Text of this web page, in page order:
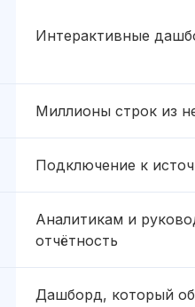
Интерактивные
Миллионы строк из
Подключение к
Аналитикам и
отчётность
Дашборд, который